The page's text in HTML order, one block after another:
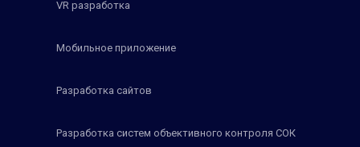
VR разработка
Мобильное приложение
Разработка сайтов
Разработка систем объективного контроля СОК